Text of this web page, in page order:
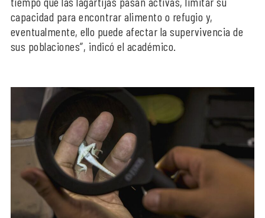
capacidad para encontrar alimento o refugio y,
eventualmente, ello puede afectar la supervivencia de
sus poblaciones”, indicó el académico.